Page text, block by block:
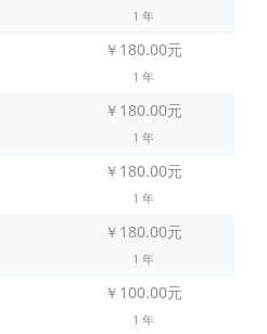
1 年
￥180.00元
1 年
￥180.00元
1 年
￥180.00元
1 年
￥180.00元
1 年
￥100.00元
1 年